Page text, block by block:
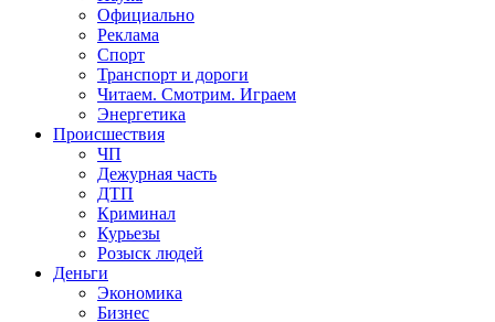
Официально
Реклама
Спорт
Транспорт и дороги
Читаем. Смотрим. Играем
Энергетика
Происшествия
ЧП
Дежурная часть
ДТП
Криминал
Курьезы
Розыск людей
Деньги
Экономика
Бизнес